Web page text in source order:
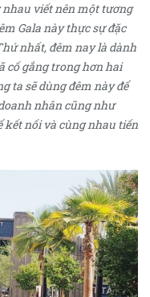
nhau viết nên một tương
Gala này thực sự đặc
nhất, đêm nay là dành
cố gắng trong hơn hai
ta sẽ dùng đêm này để
nhân cũng như
kết nối và cùng nhau tiến